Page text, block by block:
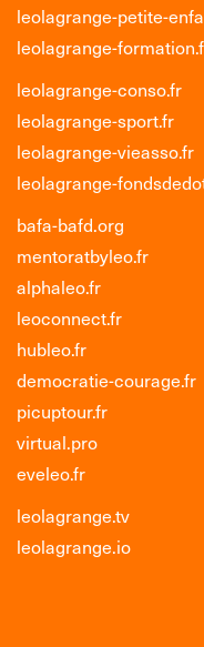
leolagrange-petite-
leolagrange-
leolagrange-conso.fr
leolagrange-sport.fr
leolagrange-vieasso.fr
leolagrange-
bafa-bafd.org
mentoratbyleo.fr
alphaleo.fr
leoconnect.fr
hubleo.fr
democratie-courage.fr
picuptour.fr
virtual.pro
eveleo.fr
leolagrange.tv
leolagrange.io